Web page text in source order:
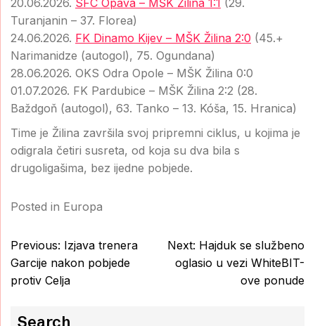
20.06.2026. SFC Opava – MŠK Žilina 1:1 (29.
Turanjanin – 37. Florea)
24.06.2026. FK Dinamo Kijev – MŠK Žilina 2:0 (45.+
Narimanidze (autogol), 75. Ogundana)
28.06.2026. OKS Odra Opole – MŠK Žilina 0:0
01.07.2026. FK Pardubice – MŠK Žilina 2:2 (28.
Baždgoň (autogol), 63. Tanko – 13. Kóša, 15. Hranica)
Time je Žilina završila svoj pripremni ciklus, u kojima je
odigrala četiri susreta, od koja su dva bila s
drugoligašima, bez ijedne pobjede.
Posted in Europa
Post
navigation
Previous: Izjava trenera
Garcije nakon pobjede
protiv Celja
Next: Hajduk se službeno
oglasio u vezi WhiteBIT-
ove ponude
Search